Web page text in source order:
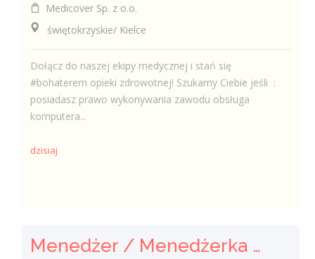
Medicover Sp. z o.o.
świętokrzyskie/ Kielce
Dołącz do naszej ekipy medycznej i stań się
#bohaterem opieki zdrowotnej! Szukamy Ciebie jeśli ​ :
posiadasz prawo wykonywania zawodu obsługa
komputera...
dzisiaj
Menedżer / Menedżerka Zespołu Strategii Komercyjnej i Kontraktowania